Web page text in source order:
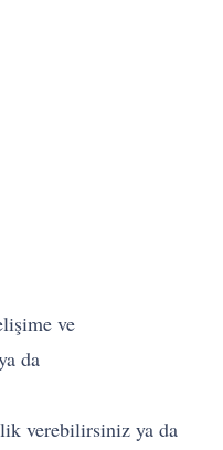
ve
da
verebilirsiniz ya da